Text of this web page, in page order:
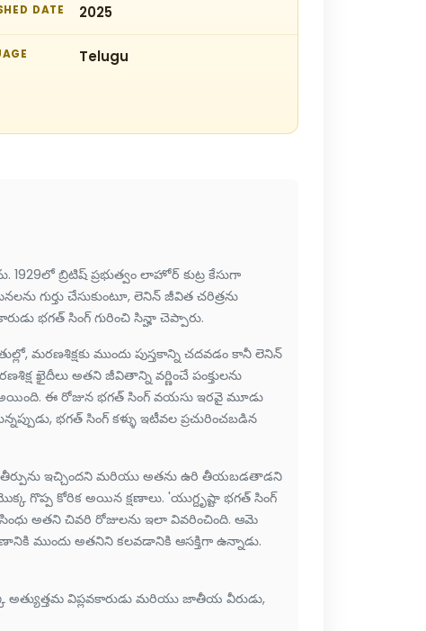
DATE 2025
Telugu
బ్రిటిష్ ప్రభుత్వం లాహోర్ కుట్ర కేసుగా
గుర్తు చేసుకుంటూ, లెనిన్ జీవిత చరిత్రను
భగత్ సింగ్ గురించి సిన్హా చెప్పారు.
మరణశిక్షకు ముందు పుస్తకాన్ని చదవడం కానీ లెనిన్
ఖైదీలు అతని జీవితాన్ని వర్ణించే పంక్తులను
ఈ రోజున భగత్ సింగ్ వయసు ఇరవై మూడు
భగత్ సింగ్ కళ్ళు ఇటీవల ప్రచురించబడిన
తీర్పును ఇచ్చిందని మరియు అతను ఉరి తీయబడతాడని
గొప్ప కోరిక అయిన క్షణాలు. 'యుగ్దృష్టా భగత్ సింగ్
అతని చివరి రోజులను ఇలా వివరించింది. ఆమె
ముందు అతనిని కలవడానికి ఆసక్తిగా ఉన్నాడు.
విప్లవకారుడు మరియు జాతీయ వీరుడు,